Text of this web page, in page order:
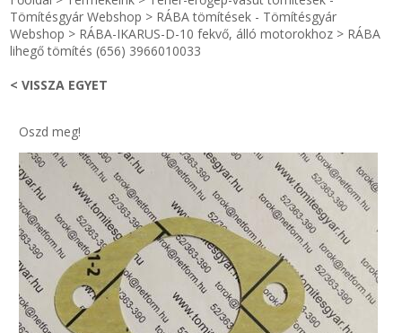
KULCSTARTÓ - KULCSKARIKA
HŰTŐMÁGNES KERET - FÓLIA
IPARI KARIMA TÖMÍTÉS
TÖMÍTŐ TÁBLA - SZIGETELŐ LEMEZ
TÖMÍTŐ ZSINÓR - RAGASZTÓ
videók
Egyedi gyártás
Hírek
Kapcsolat
ÁSZF
Tömítésgyár Webshop > RÁBA tömítések - Tömítésgyár
Webshop > RÁBA-IKARUS-D-10 fekvő, álló motorokhoz > RÁBA
lihegő tömítés (656) 3966010033
< VISSZA EGYET
Oszd meg!